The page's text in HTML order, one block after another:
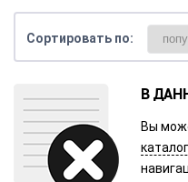
Сортировать по:
В
Вы